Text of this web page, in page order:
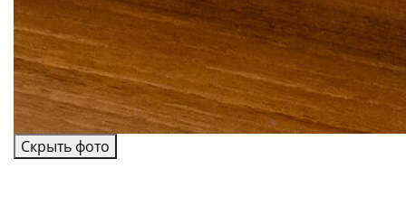
Скрыть фото